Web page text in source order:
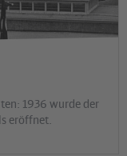
1936 wurde der
eröffnet.